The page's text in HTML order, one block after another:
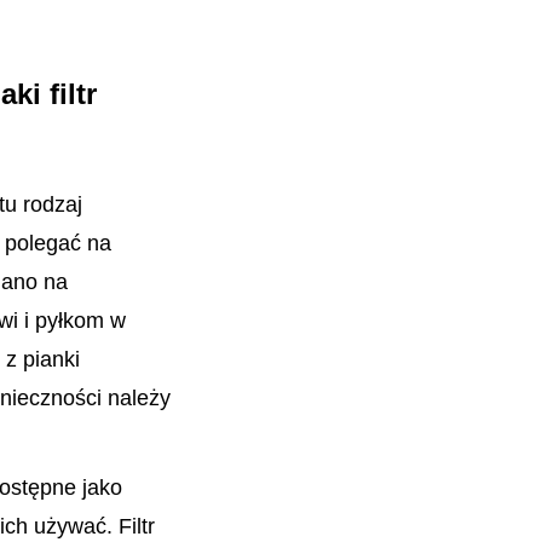
filtr
rodzaj
na
na
i pyłkom w
pianki
należy
jako
używać. Filtr